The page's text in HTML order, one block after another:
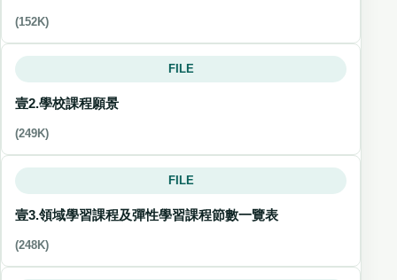
(152K)
FILE
壹2.學校課程願景
(249K)
FILE
壹3.領域學習課程及彈性學習課程節數一覽表
(248K)